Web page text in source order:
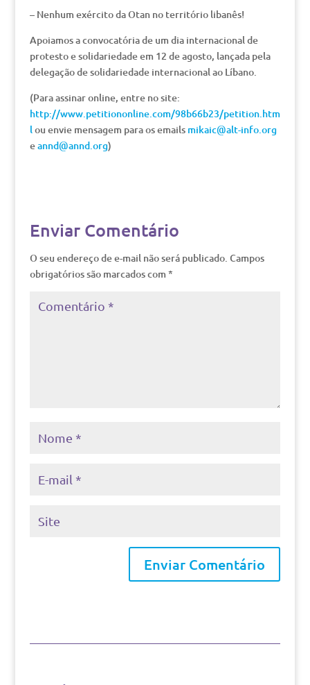
– Nenhum exército da Otan no território libanês!
Apoiamos a convocatória de um dia internacional de
protesto e solidariedade em 12 de agosto, lançada pela
delegação de solidariedade internacional ao Líbano.
(Para assinar online, entre no site:
http://www.petitiononline.com/98b66b23/petition.htm
lou envie mensagem para os emails mikaic@alt-info.org
eannd@annd.org)
Enviar Comentário
O seu endereço de e-mail não será publicado. Campos
obrigatórios são marcados com *